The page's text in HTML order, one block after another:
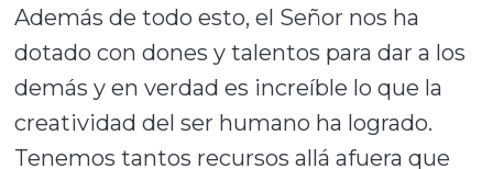
Además de todo esto, el Señor nos ha
dotado con dones y talentos para dar a los
demás y en verdad es increíble lo que la
creatividad del ser humano ha logrado.
Tenemos tantos recursos allá afuera que